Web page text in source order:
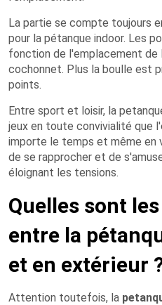
La partie se compte toujours
pour la pétanque indoor. Les
fonction de l'emplacement de
cochonnet. Plus la boulle est
points.
Entre sport et loisir, la
jeux en toute convivialité que
importe le temps et même en
de se rapprocher et de
éloignant les tensions.
Quelles sont
entre la
et en extérieur
Attention toutefois, la